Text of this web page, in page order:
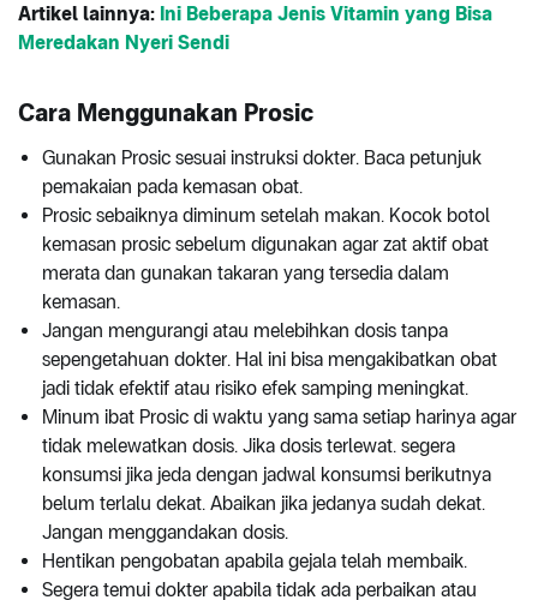
Artikel lainnya: Ini Beberapa Jenis Vitamin yang Bisa
Meredakan Nyeri Sendi
Cara Menggunakan Prosic
Gunakan Prosic sesuai instruksi dokter. Baca petunjuk
pemakaian pada kemasan obat.
Prosic sebaiknya diminum setelah makan. Kocok botol
kemasan prosic sebelum digunakan agar zat aktif obat
merata dan gunakan takaran yang tersedia dalam
kemasan.
Jangan mengurangi atau melebihkan dosis tanpa
sepengetahuan dokter. Hal ini bisa mengakibatkan obat
jadi tidak efektif atau risiko efek samping meningkat.
Minum ibat Prosic di waktu yang sama setiap harinya agar
tidak melewatkan dosis. Jika dosis terlewat. segera
konsumsi jika jeda dengan jadwal konsumsi berikutnya
belum terlalu dekat. Abaikan jika jedanya sudah dekat.
Jangan menggandakan dosis.
Hentikan pengobatan apabila gejala telah membaik.
Segera temui dokter apabila tidak ada perbaikan atau